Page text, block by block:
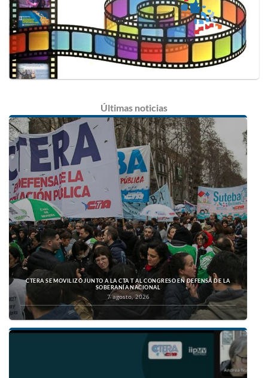
Últimas noticias
CTERA SE MOVILIZÓ JUNTO A LA CTA T AL CONGRESO EN DEFENSA DE LA
SOBERANÍA NACIONAL
7 agosto, 2026